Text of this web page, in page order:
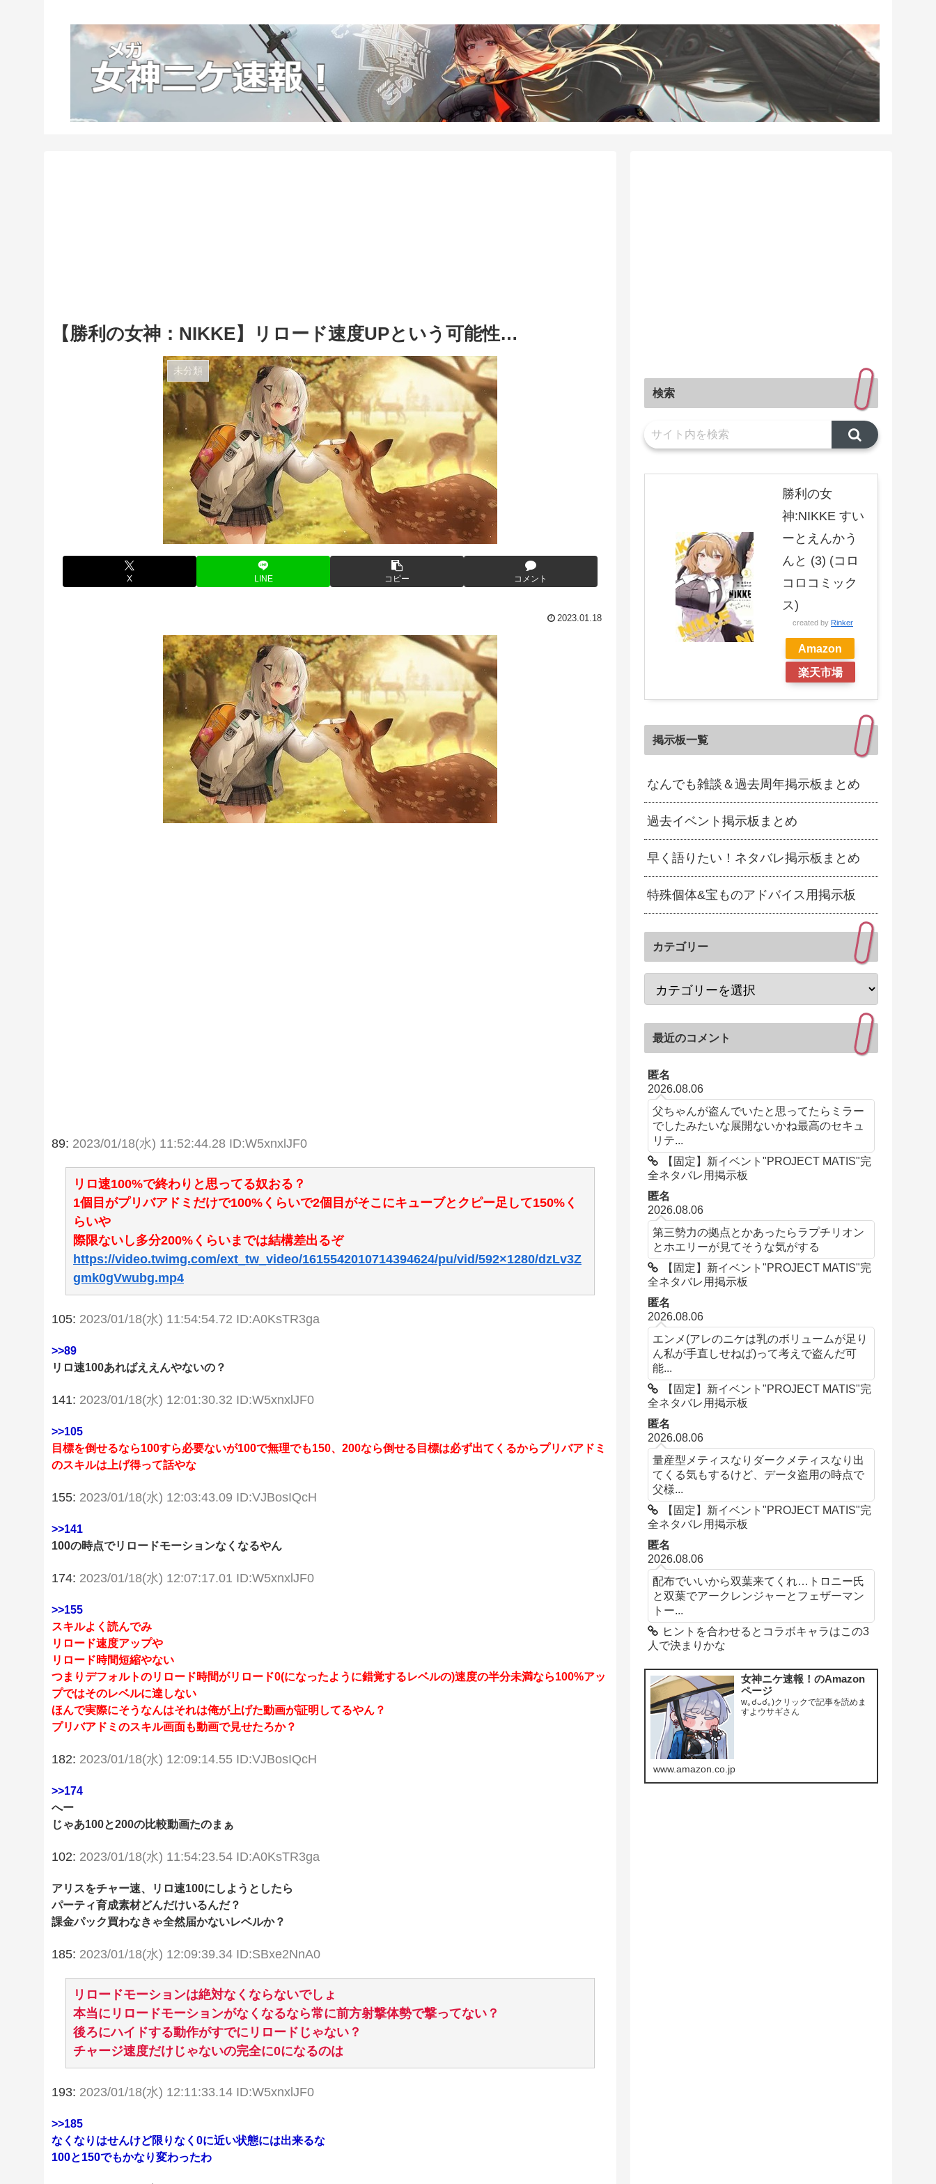
【勝利の女神：NIKKE】リロード速度UPという可能性…
未分類
X LINE コピー コメント
2023.01.18
89: 2023/01/18(水) 11:52:44.28 ID:W5xnxlJF0
リロ速100%で終わりと思ってる奴おる？
1個目がプリバアドミだけで100%くらいで2個目がそこにキューブとクピー足して150%く
らいや
際限ないし多分200%くらいまでは結構差出るぞ
https://video.twimg.com/ext_tw_video/1615542010714394624/pu/vid/592×1280/dzLv3Z
gmk0gVwubg.mp4
105: 2023/01/18(水) 11:54:54.72 ID:A0KsTR3ga
>>89
リロ速100あればええんやないの？
141: 2023/01/18(水) 12:01:30.32 ID:W5xnxlJF0
>>105
目標を倒せるなら100すら必要ないが100で無理でも150、200なら倒せる目標は必ず出てくるからプリバアドミ
のスキルは上げ得って話やな
155: 2023/01/18(水) 12:03:43.09 ID:VJBosIQcH
>>141
100の時点でリロードモーションなくなるやん
174: 2023/01/18(水) 12:07:17.01 ID:W5xnxlJF0
>>155
スキルよく読んでみ
リロード速度アップや
リロード時間短縮やない
つまりデフォルトのリロード時間がリロード0(になったように錯覚するレベルの)速度の半分未満なら100%アッ
プではそのレベルに達しない
ほんで実際にそうなんはそれは俺が上げた動画が証明してるやん？
プリバアドミのスキル画面も動画で見せたろか？
182: 2023/01/18(水) 12:09:14.55 ID:VJBosIQcH
>>174
へー
じゃあ100と200の比較動画たのまぁ
102: 2023/01/18(水) 11:54:23.54 ID:A0KsTR3ga
アリスをチャー速、リロ速100にしようとしたら
パーティ育成素材どんだけいるんだ？
課金パック買わなきゃ全然届かないレベルか？
185: 2023/01/18(水) 12:09:39.34 ID:SBxe2NnA0
リロードモーションは絶対なくならないでしょ
本当にリロードモーションがなくなるなら常に前方射撃体勢で撃ってない？
後ろにハイドする動作がすでにリロードじゃない？
チャージ速度だけじゃないの完全に0になるのは
193: 2023/01/18(水) 12:11:33.14 ID:W5xnxlJF0
>>185
なくなりはせんけど限りなく0に近い状態には出来るな
100と150でもかなり変わったわ
検索
勝利の女
神:NIKKE すい
ーとえんかう
んと (3) (コロ
コロコミック
ス)
created by Rinker
Amazon
楽天市場
掲示板一覧
なんでも雑談＆過去周年掲示板まとめ
過去イベント掲示板まとめ
早く語りたい！ネタバレ掲示板まとめ
特殊個体&宝ものアドバイス用掲示板
カテゴリー
最近のコメント
匿名
2026.08.06
父ちゃんが盗んでいたと思ってたらミラー
でしたみたいな展開ないかね最高のセキュ
リテ...
【固定】新イベント"PROJECT MATIS"完
全ネタバレ用掲示板
匿名
2026.08.06
第三勢力の拠点とかあったらラプチリオン
とホエリーが見てそうな気がする
【固定】新イベント"PROJECT MATIS"完
全ネタバレ用掲示板
匿名
2026.08.06
エンメ(アレのニケは乳のボリュームが足り
ん私が手直しせねば)って考えで盗んだ可
能...
【固定】新イベント"PROJECT MATIS"完
全ネタバレ用掲示板
匿名
2026.08.06
量産型メティスなりダークメティスなり出
てくる気もするけど、データ盗用の時点で
父様...
【固定】新イベント"PROJECT MATIS"完
全ネタバレ用掲示板
匿名
2026.08.06
配布でいいから双葉来てくれ…トロニー氏
と双葉でアークレンジャーとフェザーマン
トー...
ヒントを合わせるとコラボキャラはこの3
人で決まりかな
女神ニケ速報！のAmazon
ページ
w｡☌ᴗ☌｡)クリックで記事を読めま
すよウサギさん
www.amazon.co.jp